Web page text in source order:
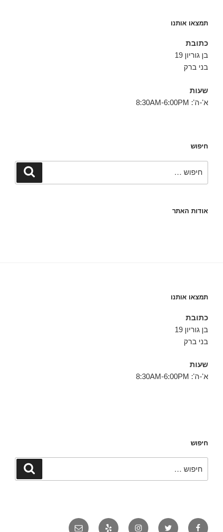
תמצאו אותנו
כתובת
בן גוריון 19
בני ברק
שעות
א'-ה': 8:30AM-6:00PM
חיפוש
חיפוש
אודות האתר
תמצאו אותנו
כתובת
בן גוריון 19
בני ברק
שעות
א'-ה': 8:30AM-6:00PM
חיפוש
חיפוש
פייסבוק טוויטר אינסטגרם יאלפ אימייל